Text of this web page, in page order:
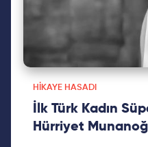
HIKAYE HASADI
İlk Türk Kadın
Hürriyet